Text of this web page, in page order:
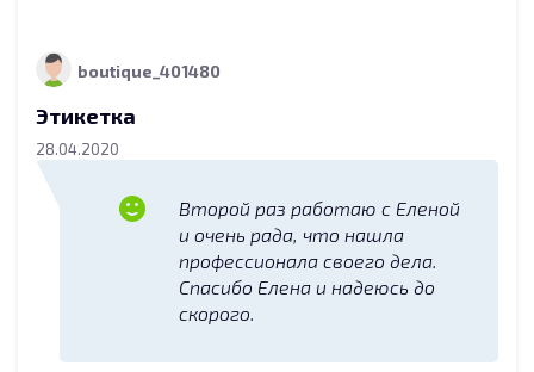
boutique_401480
Этикетка
28.04.2020
Второй раз работаю с Еленой
и очень рада, что нашла
профессионала своего дела.
Спасибо Елена и надеюсь до
скорого.